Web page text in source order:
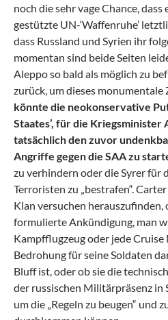
noch die sehr vage Chance,
gestützte UN-‘Waffenruhe’
dass Russland und Syrien ihr
momentan sind beide Seiten
Aleppo so bald als möglich zu
zurück, um dieses monumentale
könnte die neokonservative
Staates’, für die
tatsächlich den zuvor
Angriffe gegen die SAA zu
zu verhindern oder die Syrer für
Terroristen zu „bestrafen“.
Klan versuchen herauszufinden,
formulierte Ankündigung, man
Kampfflugzeug oder jede
Bedrohung für seine Soldaten
Bluff ist, oder ob sie die
der russischen Militärpräsenz in
um die „Regeln zu beugen“ und